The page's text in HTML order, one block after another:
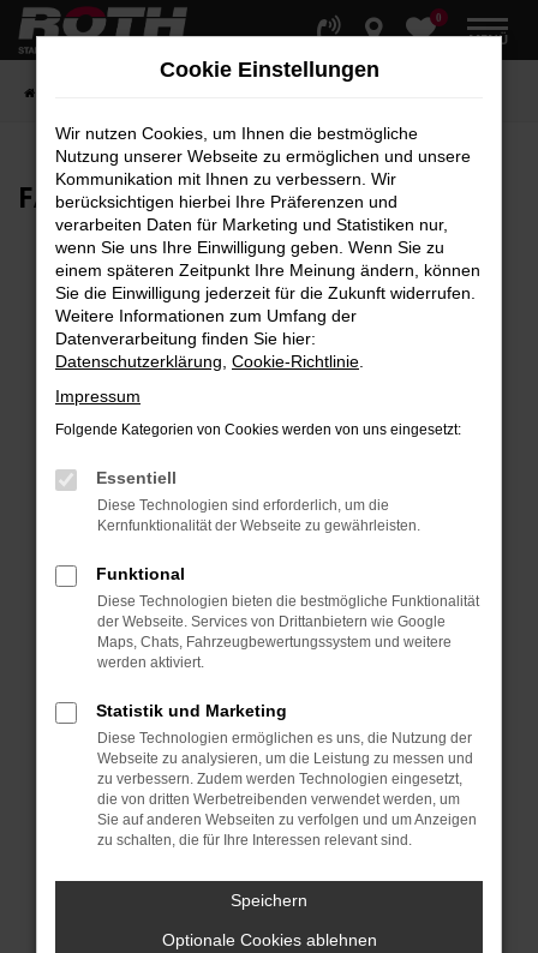
Zum
Hauptinhalt
0
MENÜ
FAHRZEUG-SHOWROOM
Fehler: Network Error
Beim Laden ist ein Fehler aufgetreten.
Hier sind ein paar Tipps, die dir helfen können:
Überprüfe deine Firewall und deine
Laden andere Webseiten, zum Beispiel deine
Suchmaschine?
Prüfe deine Browsererweiterungen.
Manche Erweiterungen, wie Werbeblocker,
können das Laden bestimmter Seiten
verhindern. Funktioniert die Seite in einem
anderen Browser oder in einem privaten
Fenster?
Starte dein Gerät neu.
Das kann manchmal helfen, vorübergehende
Probleme zu beheben.
Stelle sicher, dass dein Browser und dein
Betriebssystem auf dem neuesten Stand
sind.
Sicherheitsrisiko, sondern kann auch dazu
Cookie Einstellungen
Wir nutzen Cookies, um Ihnen die bestmögliche
Nutzung unserer Webseite zu ermöglichen und unsere
Kommunikation mit Ihnen zu verbessern. Wir
berücksichtigen hierbei Ihre Präferenzen und
verarbeiten Daten für Marketing und Statistiken nur,
wenn Sie uns Ihre Einwilligung geben. Wenn Sie zu
einem späteren Zeitpunkt Ihre Meinung ändern, können
Sie die Einwilligung jederzeit für die Zukunft widerrufen.
Weitere Informationen zum Umfang der
Datenverarbeitung finden Sie hier:
Datenschutzerklärung Cookie-Richtlinie
Impressum
Folgende Kategorien von Cookies werden von uns eingesetzt:
Essentiell
Diese Technologien sind erforderlich, um die
Kernfunktionalität der Webseite zu gewährleisten.
Funktional
Diese Technologien bieten die bestmögliche Funktionalität
der Webseite. Services von Drittanbietern wie Google
Maps, Chats, Fahrzeugbewertungssystem und weitere
werden aktiviert.
Statistik und Marketing
Diese Technologien ermöglichen es uns, die Nutzung der
Webseite zu analysieren, um die Leistung zu messen und
zu verbessern. Zudem werden Technologien eingesetzt,
die von dritten Werbetreibenden verwendet werden, um
Sie auf anderen Webseiten zu verfolgen und um Anzeigen
zu schalten, die für Ihre Interessen relevant sind.
Speichern
Optionale Cookies ablehnen